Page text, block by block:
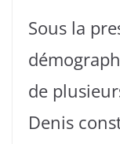
Sous la
de
Denis